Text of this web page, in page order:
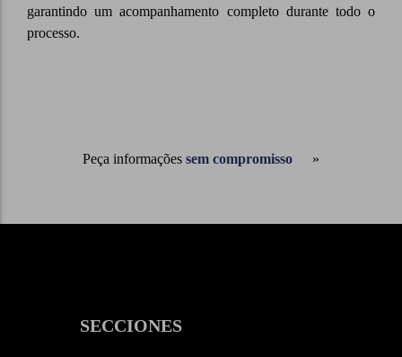
garantindo um acompanhamento completo durante todo o
processo.
Peça informações sem compromisso
SECCIONES